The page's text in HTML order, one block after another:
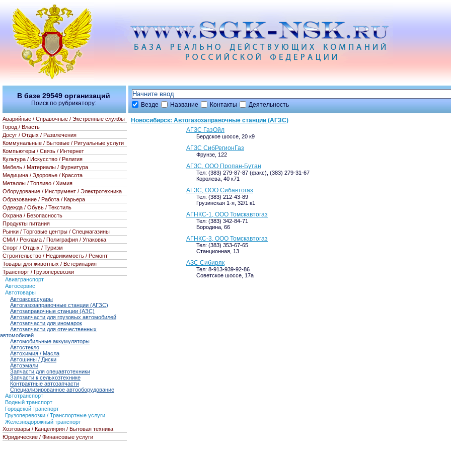
Везде Название Контакты Деятельность
Новосибирск: Автогазозаправочные станции (АГЗС)
АГЗС ГазОйл
Бердское шоссе, 20 к9
АГЗС СибРегионГаз
Фрунзе, 122
АГЗС, ООО Пропан-Бутан
Тел: (383) 279-87-87 (факс), (383) 279-31-67
Королева, 40 к71
АГЗС, ООО Сибавтогаз
Тел: (383) 212-43-89
Грузинская 1-я, 32/1 к1
АГНКС-1, ООО Томскавтогаз
Тел: (383) 342-84-71
Бородина, 66
АГНКС-3, ООО Томскавтогаз
Тел: (383) 353-67-65
Станционная, 13
АЗС Сибиряк
Тел: 8-913-939-92-86
Советское шоссе, 17а
В базе 29549 организаций
Поиск по рубрикатору:
Аварийные / Справочные / Экстренные службы
Город / Власть
Досуг / Отдых / Развлечения
Коммунальные / Бытовые / Ритуальные услуги
Компьютеры / Связь / Интернет
Культура / Искусство / Религия
Мебель / Материалы / Фурнитура
Медицина / Здоровье / Красота
Металлы / Топливо / Химия
Оборудование / Инструмент / Электротехника
Образование / Работа / Карьера
Одежда / Обувь / Текстиль
Охрана / Безопасность
Продукты питания
Рынки / Торговые центры / Спецмагазины
СМИ / Реклама / Полиграфия / Упаковка
Спорт / Отдых / Туризм
Строительство / Недвижимость / Ремонт
Товары для животных / Ветеринария
Транспорт / Грузоперевозки
Авиатранспорт
Автосервис
Автотовары
Автоаксессуары
Автогазозаправочные станции (АГЗС)
Автозаправочные станции (АЗС)
Автозапчасти для грузовых автомобилей
Автозапчасти для иномарок
Автозапчасти для отечественных
автомобилей
Автомобильные аккумуляторы
Автостекло
Автохимия / Масла
Автошины / Диски
Автоэмали
Запчасти для спецавтотехники
Запчасти к сельхозтехнике
Контрактные автозапчасти
Специализированное автооборудование
Автотранспорт
Водный транспорт
Городской транспорт
Грузоперевозки / Транспортные услуги
Железнодорожный транспорт
Хозтовары / Канцелярия / Бытовая техника
Юридические / Финансовые услуги